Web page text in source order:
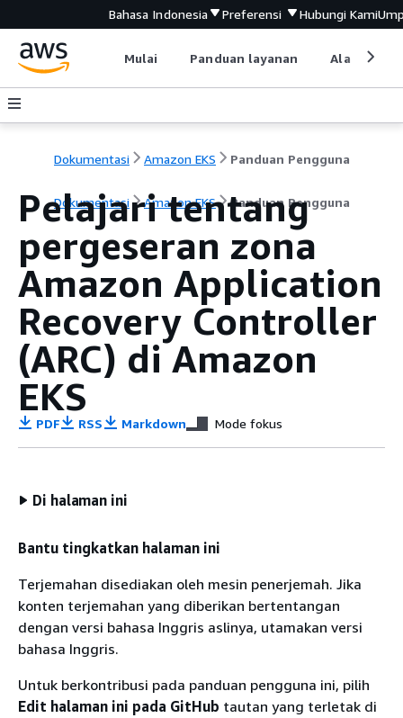
Bahasa Indonesia Preferensi Hubungi Kami
Mulai Panduan layanan Alat
Dokumentasi Amazon EKS Panduan Pengguna
Dokumentasi Amazon EKS Panduan Pengguna
Pelajari tentang
pergeseran zona
Amazon Application
Recovery Controller
(ARC) di Amazon
EKS
PDF RSS Markdown Mode fokus
Di halaman ini
Bantu tingkatkan halaman ini
Terjemahan disediakan oleh mesin penerjemah. Jika
konten terjemahan yang diberikan bertentangan
dengan versi bahasa Inggris aslinya, utamakan versi
bahasa Inggris.
Untuk berkontribusi pada panduan pengguna ini, pilih
Edit halaman ini pada GitHub tautan yang terletak di